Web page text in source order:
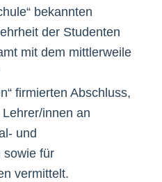
bekannten
der Studenten
mit dem mittlerweile
firmierten Abschluss,
innen an
und
sowie für
vermittelt.